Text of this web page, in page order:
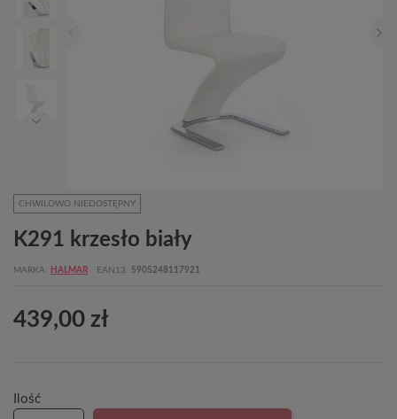
CHWILOWO NIEDOSTĘPNY
K291 krzesło biały
MARKA HALMAR EAN13 5905248117921
439,00 zł
Ilość